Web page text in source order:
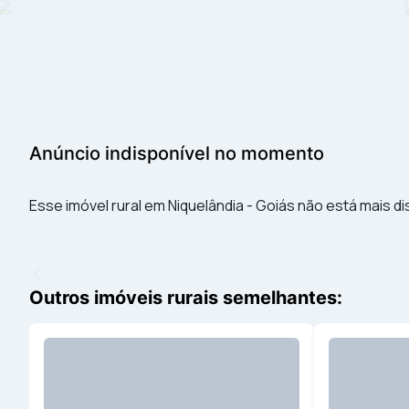
Anúncio indisponível no momento
Esse imóvel rural em Niquelândia - Goiás não está mais
Outros imóveis rurais semelhantes: